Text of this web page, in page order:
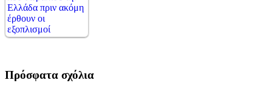
Πρόσφατα σχόλια